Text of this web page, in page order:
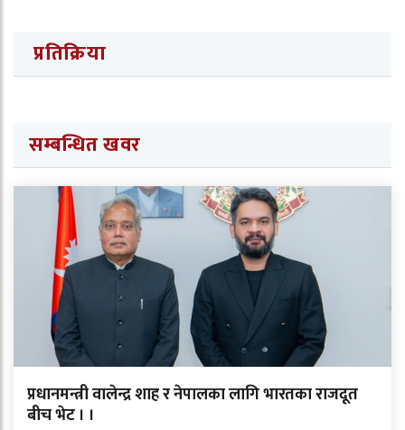
प्रतिक्रिया
सम्बन्धित खवर
प्रधानमन्त्री वालेन्द्र शाह र नेपालका लागि भारतका राजदूत
बीच भेट । ।